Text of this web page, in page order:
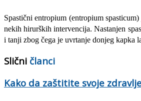
Spastični entropium (entropium
nekih hirurških intervencija. Nastanjen
i tanji zbog čega je uvrtanje donjeg kapka
Slični članci
Kako da zaštitite svoje